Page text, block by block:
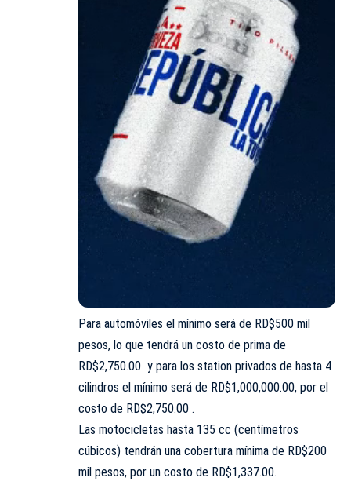
Para automóviles el mínimo será de RD$500 mil
pesos, lo que tendrá un costo de prima de
RD$2,750.00 y para los station privados de hasta 4
cilindros el mínimo será de RD$1,000,000.00, por el
costo de RD$2,750.00 .
Las motocicletas hasta 135 cc (centímetros
cúbicos) tendrán una cobertura mínima de RD$200
mil pesos, por un costo de RD$1,337.00.